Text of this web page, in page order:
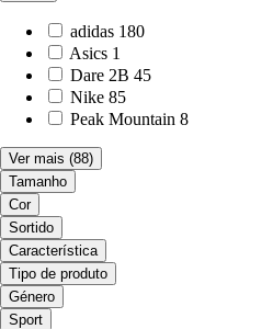
adidas 180
Asics 1
Dare 2B 45
Nike 85
Peak Mountain 8
Ver mais (88)
Tamanho
Cor
Sortido
Característica
Tipo de produto
Género
Sport